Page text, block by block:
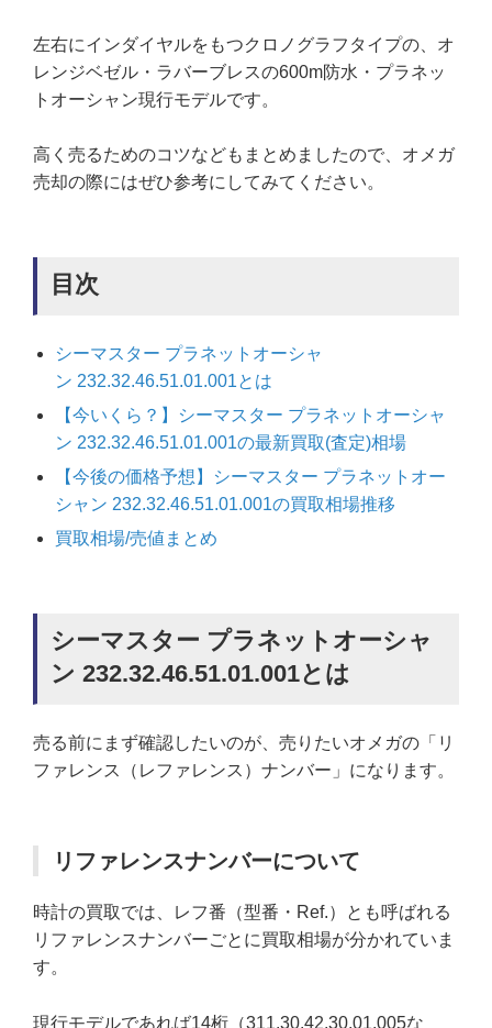
左右にインダイヤルをもつクロノグラフタイプの、オ
レンジベゼル・ラバーブレスの600m防水・プラネッ
トオーシャン現行モデルです。
高く売るためのコツなどもまとめましたので、オメガ
売却の際にはぜひ参考にしてみてください。
目次
シーマスター プラネットオーシャ
ン 232.32.46.51.01.001とは
【今いくら？】シーマスター プラネットオーシャ
ン 232.32.46.51.01.001の最新買取(査定)相場
【今後の価格予想】シーマスター プラネットオー
シャン 232.32.46.51.01.001の買取相場推移
買取相場/売値まとめ
シーマスター プラネットオーシャ
ン 232.32.46.51.01.001とは
売る前にまず確認したいのが、売りたいオメガの「リ
ファレンス（レファレンス）ナンバー」になります。
リファレンスナンバーについて
時計の買取では、レフ番（型番・Ref.）とも呼ばれる
リファレンスナンバーごとに買取相場が分かれていま
す。
現行モデルであれば14桁（311.30.42.30.01.005な